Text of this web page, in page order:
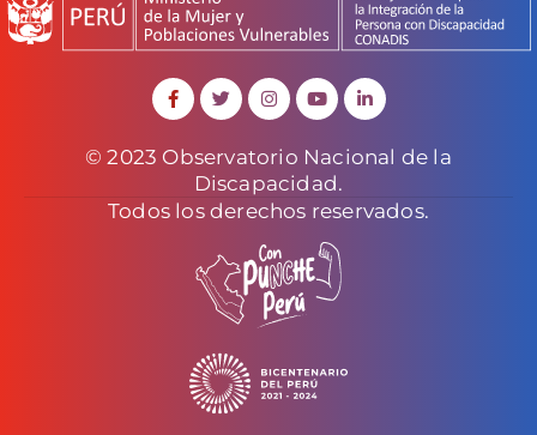
© 2023 Observatorio Nacional de la
Discapacidad.
Todos los derechos reservados.